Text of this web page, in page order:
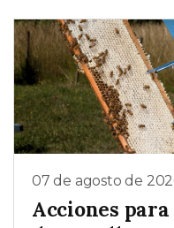
07 de agosto de
Acciones